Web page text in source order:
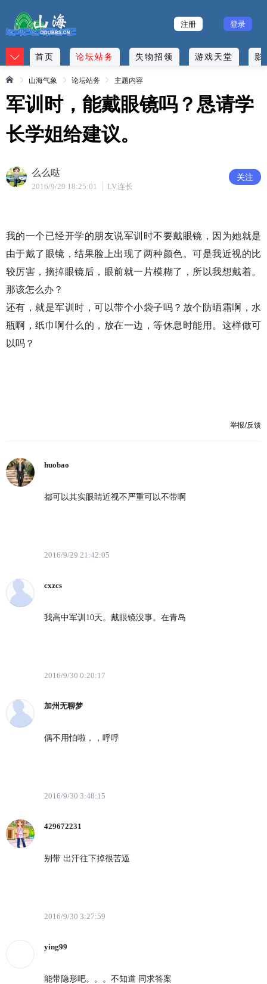
注册 登录
首页 论坛站务 失物招领 游戏天堂 影
山海气象 论坛站务 主题内容
军训时，能戴眼镜吗？恳请学
长学姐给建议。
么么哒
2016/9/29 18:25:01 LV.连长
关注
我的一个已经开学的朋友说军训时不要戴眼镜，因为她就是
由于戴了眼镜，结果脸上出现了两种颜色。可是我近视的比
较厉害，摘掉眼镜后，眼前就一片模糊了，所以我想戴着。
那该怎么办？
还有，就是军训时，可以带个小袋子吗？放个防晒霜啊，水
瓶啊，纸巾啊什么的，放在一边，等休息时能用。这样做可
以吗？
举报/反馈
huobao
都可以其实眼睛近视不严重可以不带啊
2016/9/29 21:42:05
cxzcs
我高中军训10天。戴眼镜没事。在青岛
2016/9/30 0:20:17
加州无聊梦
偶不用怕啦，，呼呼
2016/9/30 3:48:15
429672231
别带 出汗往下掉很苦逼
2016/9/30 3:27:59
ying99
能带隐形吧。。。不知道 同求答案